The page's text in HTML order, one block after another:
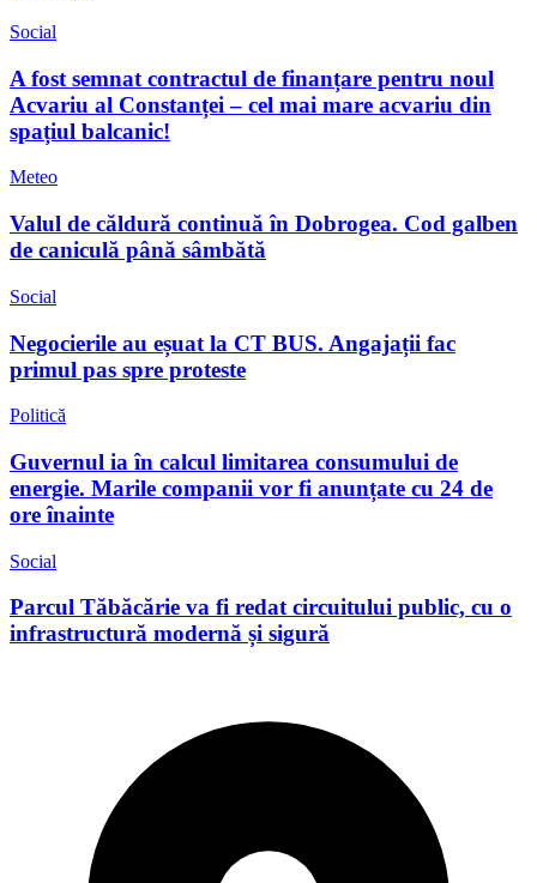
Social
A fost semnat contractul de finanțare pentru noul
Acvariu al Constanței – cel mai mare acvariu din
spațiul balcanic!
Meteo
Valul de căldură continuă în Dobrogea. Cod galben
de caniculă până sâmbătă
Social
Negocierile au eșuat la CT BUS. Angajații fac
primul pas spre proteste
Politică
Guvernul ia în calcul limitarea consumului de
energie. Marile companii vor fi anunțate cu 24 de
ore înainte
Social
Parcul Tăbăcărie va fi redat circuitului public, cu o
infrastructură modernă și sigură